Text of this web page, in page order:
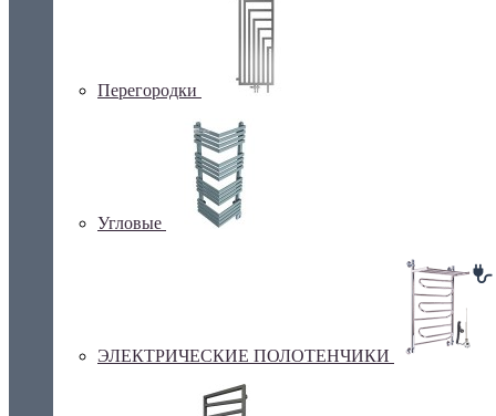
Перегородки
Угловые
ЭЛЕКТРИЧЕСКИЕ ПОЛОТЕНЧИКИ